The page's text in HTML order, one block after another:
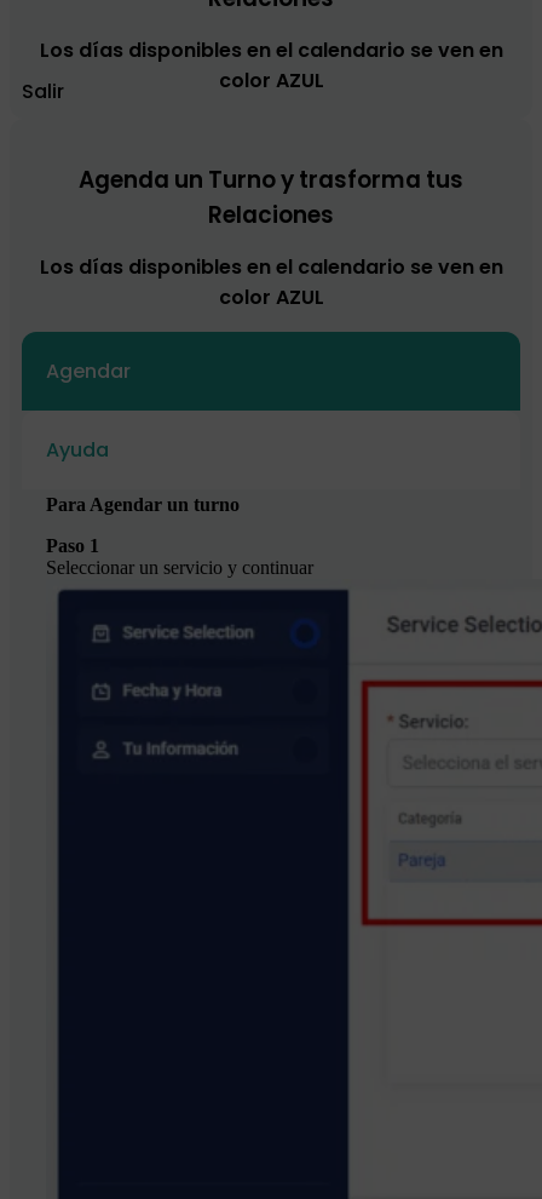
Los días disponibles en el calendario se ven en
color AZUL
Salir
Agenda un Turno y trasforma tus
Relaciones
Los días disponibles en el calendario se ven en
color AZUL
Agendar
Ayuda
Para Agendar un turno
Paso 1
Seleccionar un servicio y continuar